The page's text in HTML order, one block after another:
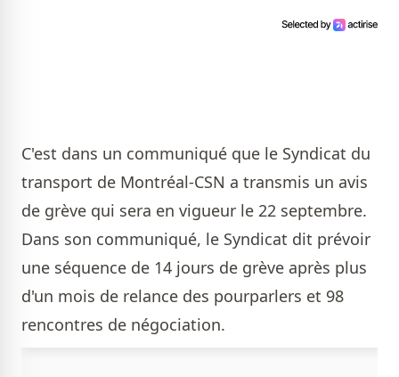
C'est dans un communiqué que le Syndicat du
transport de Montréal-CSN a transmis un avis
de grève qui sera en vigueur le 22 septembre.
Dans son communiqué, le Syndicat dit prévoir
une séquence de 14 jours de grève après plus
d'un mois de relance des pourparlers et 98
rencontres de négociation.